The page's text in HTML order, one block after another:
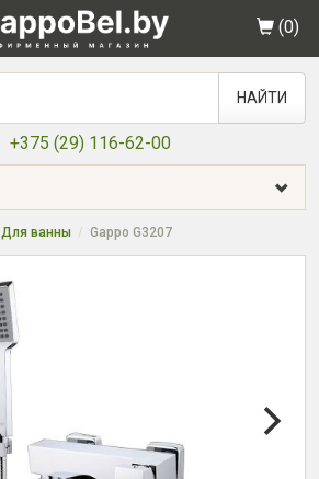
(0)
НАЙТИ
+375 (29) 116-62-00
Для ванны Gappo G3207